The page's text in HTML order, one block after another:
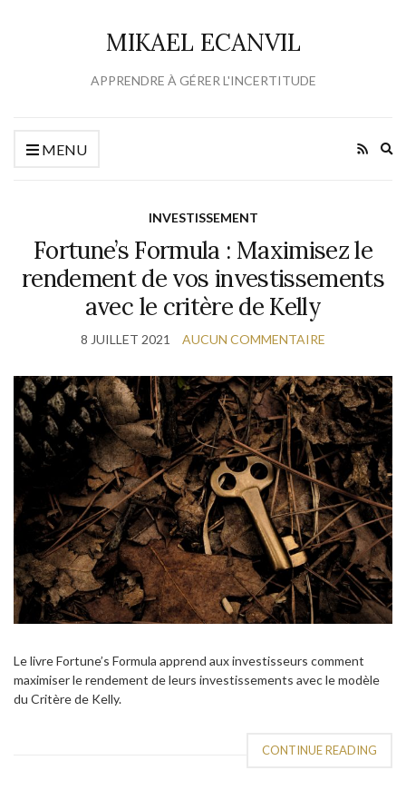
MIKAEL ECANVIL
APPRENDRE À GÉRER L'INCERTITUDE
MENU
INVESTISSEMENT
Fortune’s Formula : Maximisez le
rendement de vos investissements
avec le critère de Kelly
8 JUILLET 2021 AUCUN COMMENTAIRE
Le livre Fortune’s Formula apprend aux investisseurs comment
maximiser le rendement de leurs investissements avec le modèle
du Critère de Kelly.
CONTINUE READING